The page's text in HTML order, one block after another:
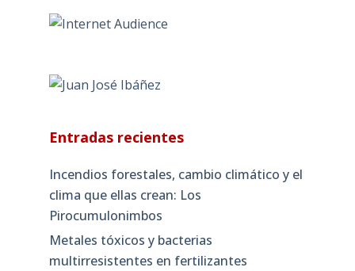
Entradas recientes
Incendios forestales, cambio climático y el
clima que ellas crean: Los
Pirocumulonimbos
Metales tóxicos y bacterias
multirresistentes en fertilizantes